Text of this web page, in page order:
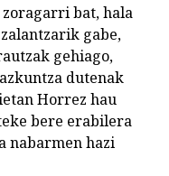
bat, hala
gabe,
gehiago,
dutenak
Horrez hau
bere erabilera
nabarmen hazi